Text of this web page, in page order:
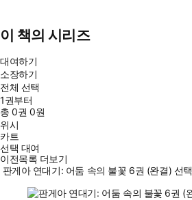
이 책의 시리즈
대여하기
소장하기
전체 선택
1권부터
총0권 0원
위시
카트
선택 대여
이전목록 더보기
판게아 연대기: 어둠 속의 불꽃 6권 (완결) 선택